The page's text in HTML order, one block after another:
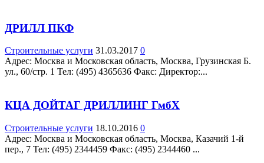
ДРИЛЛ ПКФ
Строительные услуги 31.03.2017 0
Адрес: Москва и Московская область, Москва, Грузинская Б.
ул., 60/стр. 1 Teл: (495) 4365636 Факс: Директор:...
КЦА ДОЙТАГ ДРИЛЛИНГ ГмбХ
Строительные услуги 18.10.2016 0
Адрес: Москва и Московская область, Москва, Казачий 1-й
пер., 7 Teл: (495) 2344459 Факс: (495) 2344460 ...